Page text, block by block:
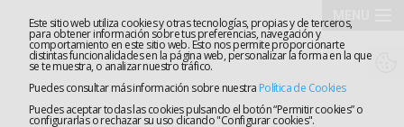
Este sitio web utiliza cookies y otras tecnologías, propias y de terceros,
para obtener información sobre tus preferencias, navegación y
comportamiento en este sitio web. Esto nos permite proporcionarte
distintas funcionalidades en la página web, personalizar la forma en la que
se te muestra, o analizar nuestro tráfico.
Puedes consultar más información sobre nuestra Política de Cookies
Puedes aceptar todas las cookies pulsando el botón “Permitir cookies” o
configurarlas o rechazar su uso clicando "Configurar cookies".
Elkargoa